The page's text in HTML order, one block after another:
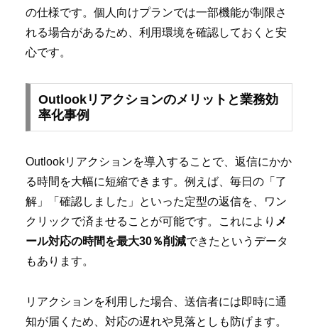
の仕様です。個人向けプランでは一部機能が制限さ
れる場合があるため、利用環境を確認しておくと安
心です。
Outlookリアクションのメリットと業務効
率化事例
Outlookリアクションを導入することで、返信にかか
る時間を大幅に短縮できます。例えば、毎日の「了
解」「確認しました」といった定型の返信を、ワン
クリックで済ませることが可能です。これにより メ
ール対応の時間を最大30％削減できたというデータ
もあります。
リアクションを利用した場合、送信者には即時に通
知が届くため、対応の遅れや見落としも防げます。